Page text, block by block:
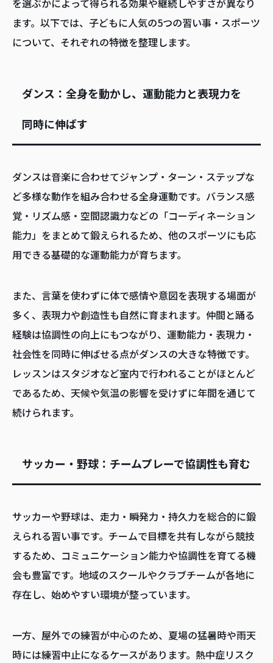
を選ぶかによって得られる効果や継続しやすさが異なり
ます。以下では、子どもに人気の5つの習い事・スポーツ
について、それぞれの特徴を整理します。
ダンス：全身を動かし、運動能力と表現力を
同時に伸ばす
ダンスは音楽に合わせてジャンプ・ターン・ステップな
ど多様な動作を組み合わせる全身運動です。バランス感
覚・リズム感・空間認識力などの「コーディネーション
能力」をまとめて鍛えられるため、他のスポーツにも応
用できる基礎的な運動能力が育ちます。
また、言葉を使わずに体で感情や意図を表現する場面が
多く、表現力や創造性も自然に育まれます。仲間と踊る
経験は協調性の向上にもつながり、運動能力・表現力・
社会性を同時に伸ばせる点がダンスの大きな特徴です。
レッスンはスタジオなど室内で行われることがほとんど
であるため、天候や気温の影響を受けずに年間を通じて
続けられます。
サッカー・野球：チームプレーで協調性も育む
サッカーや野球は、走力・瞬発力・持久力を総合的に鍛
えられる習い事です。チームで目標を共有しながら競技
するため、コミュニケーション能力や協調性を育てる機
会も豊富です。地域のスクールやクラブチームが各地に
存在し、始めやすい環境が整っています。
一方、屋外での練習が中心のため、夏場の猛暑時や雨天
時には練習中止になるケースがあります。熱中症リスク